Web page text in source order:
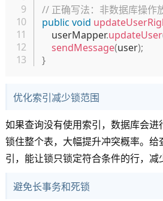
// 正确写法：非数据库操作
public void
    userMapper
.updateUser
sendMessage(user);
}
优化索引减少锁范围
如果查询没有使用索引，数据库会进
锁住整个表，大幅提升冲突概率。给
引，能让锁只锁定符合条件的行，减
避免长事务和死锁